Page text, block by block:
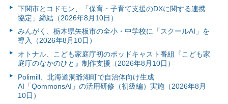
下関市とコドモン、「保育・子育て支援のDXに関する連携
協定」締結（2026年8月10日）
みんがく、栃木県矢板市の全小・中学校に「スクールAI」を
導入（2026年8月10日）
オトナル、こども家庭庁初のポッドキャスト番組『こども家
庭庁のなかのひと』制作支援（2026年8月10日）
Polimill、北海道洞爺湖町で自治体向け生成
AI「QommonsAI」の活用研修（初級編）実施（2026年8月
10日）